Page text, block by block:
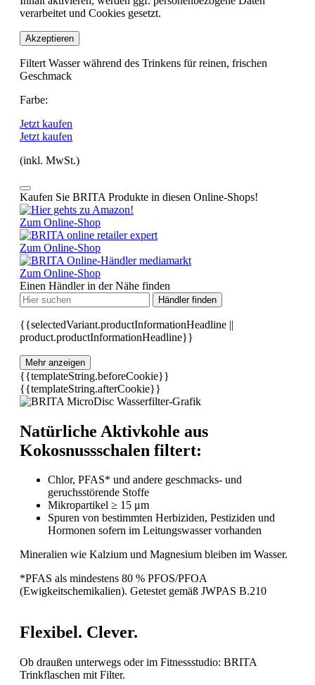
verarbeitet und Cookies gesetzt.
Akzeptieren
Filtert Wasser während des Trinkens für reinen, frischen
Geschmack
Farbe:
Jetzt kaufen
Jetzt kaufen
(inkl. MwSt.)
Kaufen Sie BRITA Produkte in diesen Online-Shops!
Zum Online-Shop
Zum Online-Shop
Zum Online-Shop
Einen Händler in der Nähe finden
Händler finden
{{selectedVariant.productInformationHeadline ||
product.productInformationHeadline}}
Mehr anzeigen
{{templateString.beforeCookie}}
{{templateString.afterCookie}}
Natürliche Aktivkohle aus
Kokosnussschalen filtert:
Chlor, PFAS* und andere geschmacks- und
geruchsstörende Stoffe
Mikropartikel ≥ 15 μm
Spuren von bestimmten Herbiziden, Pestiziden und
Hormonen sofern im Leitungswasser vorhanden
Mineralien wie Kalzium und Magnesium bleiben im Wasser.
*PFAS als mindestens 80 % PFOS/PFOA
(Ewigkeitschemikalien). Getestet gemäß JWPAS B.210
Flexibel. Clever.
Ob draußen unterwegs oder im Fitnessstudio: BRITA
Trinkflaschen mit Filter.